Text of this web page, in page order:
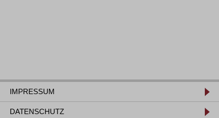
IMPRESSUM
DATENSCHUTZ